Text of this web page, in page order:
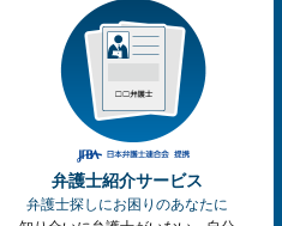
弁護士紹介サービス
弁護士探しにお困りのあなたに